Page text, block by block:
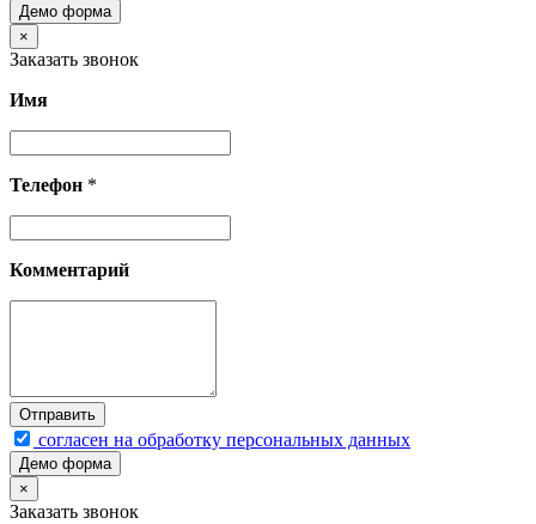
Демо форма
×
Заказать звонок
Имя
Телефон *
Комментарий
согласен на обработку персональных данных
Демо форма
×
Заказать звонок